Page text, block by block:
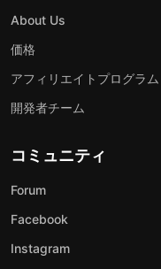
About Us
価格
アフィリエイトプログラム
開発者チーム
コミュニティ
Forum
Facebook
Instagram